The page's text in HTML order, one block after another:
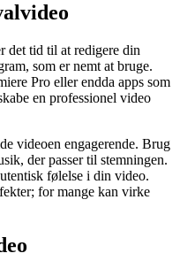
det tid til at redigere din
som er nemt at bruge.
Pro eller endda apps som
en professionel video
videoen engagerende. Brug
der passer til stemningen.
følelse i din video.
for mange kan virke